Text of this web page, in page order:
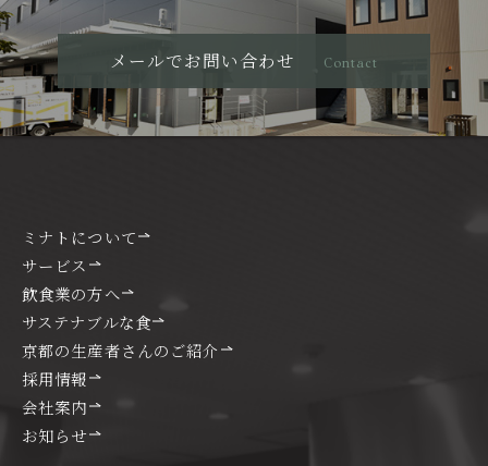
メールでお問い合わせ Contact
ミナトについて
サービス
飲食業の方へ
サステナブルな食
京都の生産者さんのご紹介
採用情報
会社案内
お知らせ